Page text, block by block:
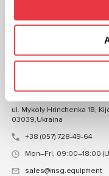
KONTAKT
Ukrainie
ul. Mykoly Hrinchenka 18,
03039,Ukraina
+38 (057) 728-49-64
Mon–Fri, 09:00–18:00
sales@msg.equipment